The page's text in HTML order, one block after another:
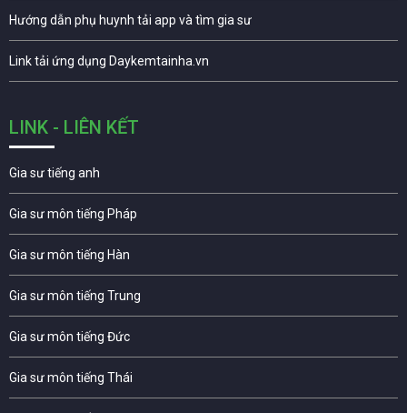
Hướng dẫn phụ huynh tải app và tìm gia sư
Link tải ứng dụng Daykemtainha.vn
LINK - LIÊN KẾT
Gia sư tiếng anh
Gia sư môn tiếng Pháp
Gia sư môn tiếng Hàn
Gia sư môn tiếng Trung
Gia sư môn tiếng Đức
Gia sư môn tiếng Thái